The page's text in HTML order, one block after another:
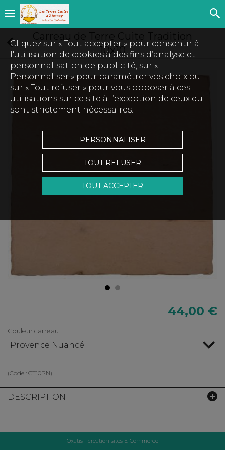
10x10
44,00 €
Couleur carreau
Provence Nuancé
(Code : CT10PN)
DESCRIPTION
Cliquez sur « Tout accepter » pour consentir à
l'utilisation de cookies à des fins d’analyse et
personnalisation de publicité, sur «
Personnaliser » pour paramétrer vos choix ou
sur « Tout refuser » pour vous opposer à ces
utilisations sur ce site à l’exception de ceux qui
sont strictement nécessaires.
PERSONNALISER
TOUT REFUSER
TOUT ACCEPTER
Oxatis - création sites E-Commerce